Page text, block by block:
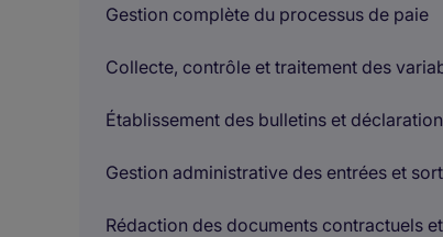
Gestion complète du processus de paie
Collecte, contrôle et traitement des
Établissement des bulletins et
Gestion administrative des entrées et
Rédaction des documents contractuels